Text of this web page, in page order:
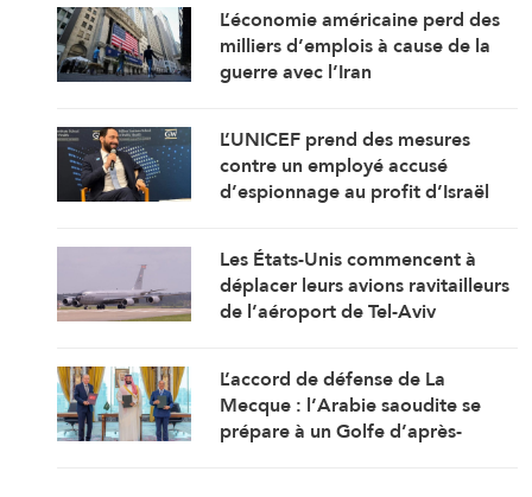
L’économie américaine perd des
milliers d’emplois à cause de la
guerre avec l’Iran
L’UNICEF prend des mesures
contre un employé accusé
d’espionnage au profit d’Israël
Les États-Unis commencent à
déplacer leurs avions ravitailleurs
de l’aéroport de Tel-Aviv
L’accord de défense de La
Mecque : l’Arabie saoudite se
prépare à un Golfe d’après-